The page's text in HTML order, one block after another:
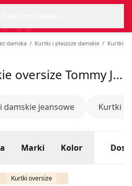
damska Kurtki i płaszcze damskie Kurtki
Kurtki damskie oversize Tommy Jeans, lato 2026
damskie jeansowe Kurtki
Marki Kolor
Kurtki oversize